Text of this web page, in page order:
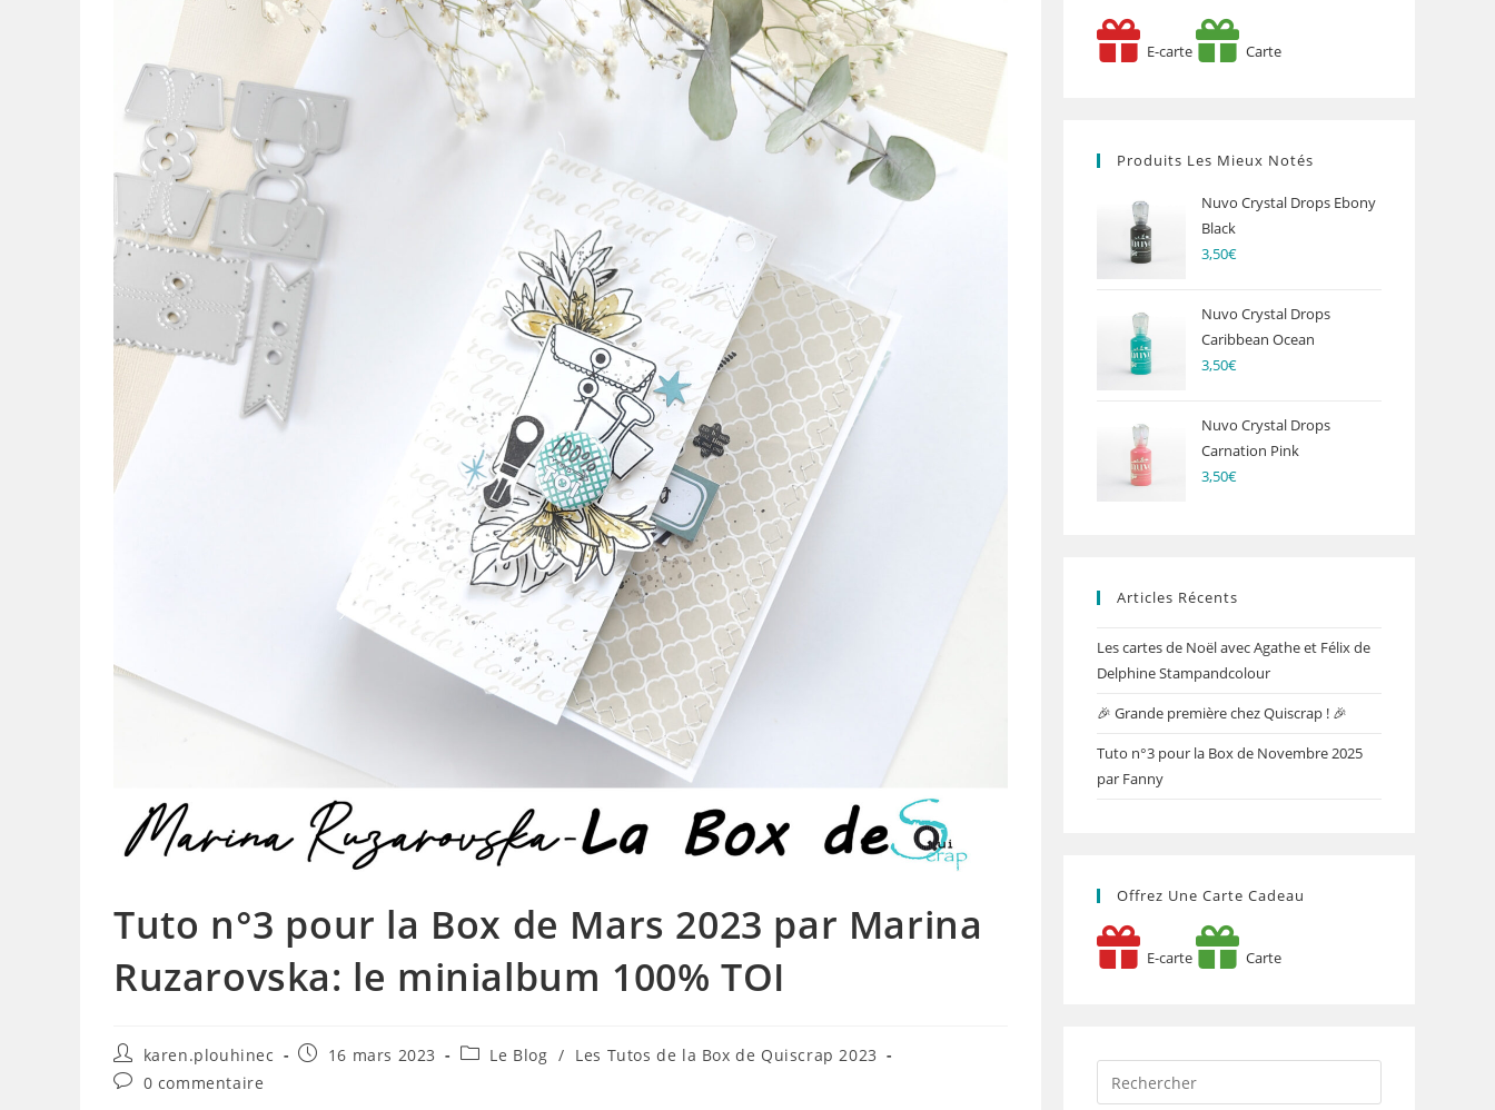
Tuto n°3 pour la Box de Mars 2023 par Marina
Ruzarovska: le minialbum 100% TOI
Auteur/autrice
de
la
karen.plouhinec
Publication
16 mars 2023
PostLe Blog / Les Tutos de la Box de Quiscrap 2023
Commentaires
0 commentaire
E-carte Carte
Produits Les Mieux Notés
Nuvo Crystal Drops Ebony
Black
3,50€
Nuvo Crystal Drops
Caribbean Ocean
3,50€
Nuvo Crystal Drops
Carnation Pink
3,50€
Articles Récents
Les cartes de Noël avec Agathe et Félix de
Delphine Stampandcolour
🎉 Grande première chez Quiscrap ! 🎉
Tuto n°3 pour la Box de Novembre 2025
par Fanny
Offrez Une Carte Cadeau
E-carte Carte